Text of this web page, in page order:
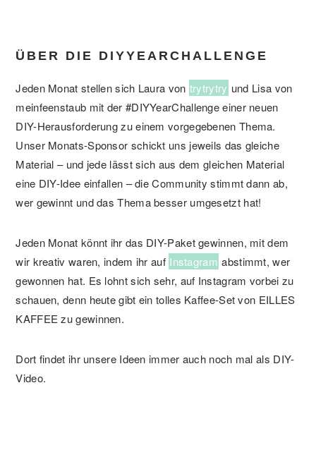
ÜBER DIE DIYYEARCHALLENGE
Jeden Monat stellen sich Laura von trytrytry und Lisa von
meinfeenstaub mit der #DIYYearChallenge einer neuen
DIY-Herausforderung zu einem vorgegebenen Thema.
Unser Monats-Sponsor schickt uns jeweils das gleiche
Material – und jede lässt sich aus dem gleichen Material
eine DIY-Idee einfallen – die Community stimmt dann ab,
wer gewinnt und das Thema besser umgesetzt hat!
Jeden Monat könnt ihr das DIY-Paket gewinnen, mit dem
wir kreativ waren, indem ihr auf Instagram abstimmt, wer
gewonnen hat. Es lohnt sich sehr, auf Instagram vorbei zu
schauen, denn heute gibt ein tolles Kaffee-Set von EILLES
KAFFEE zu gewinnen.
Dort findet ihr unsere Ideen immer auch noch mal als DIY-
Video.